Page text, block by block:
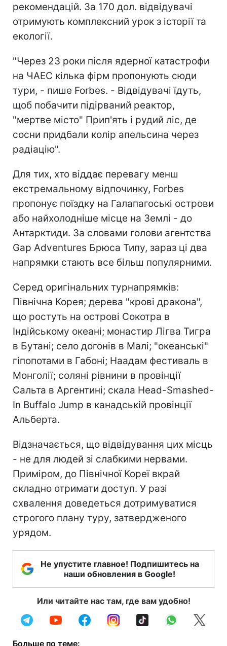
рекомендацій. За 170 дол. відвідувачі
отримують комплексний урок з історії та
екології.
"Через 23 роки після ядерної катастрофи
на ЧАЕС кілька фірм пропонують сюди
тури, - пише Forbes. - Відвідувачі їдуть,
щоб побачити підірваний реактор,
"мертве місто" Прип'ять і рудий ліс, де
сосни придбали колір апельсина через
радіацію".
Для тих, хто віддає перевагу менш
екстремальному відпочинку, Forbes
пропонує поїздку на Галапагоські острови
або найхолодніше місце на Землі - до
Антарктиди. За словами голови агентства
Gap Adventures Брюса Типу, зараз ці два
напрямки стають все більш популярними.
Серед оригінальних турнапрямків:
Північна Корея; дерева "крові дракона",
що ростуть на острові Сокотра в
Індійському океані; монастир Лігва Тигра
в Бутані; село догонів в Малі; "океанські"
гіпопотами в Габоні; Наадам фестиваль в
Монголії; соляні рівнини в провінції
Сальта в Аргентині; скала Head-Smashed-
In Buffalo Jump в канадській провінції
Альберта.
Відзначається, що відвідування цих місць
- не для людей зі слабкими нервами.
Приміром, до Північної Кореї вкрай
складно отримати доступ. У разі
схвалення доведеться дотримуватися
строгого плану туру, затвердженого
урядом.
Не упустите главное! Подпишитесь на
наши обновления в Google!
Или читайте нас там, где вам удобно!
Больше по теме: